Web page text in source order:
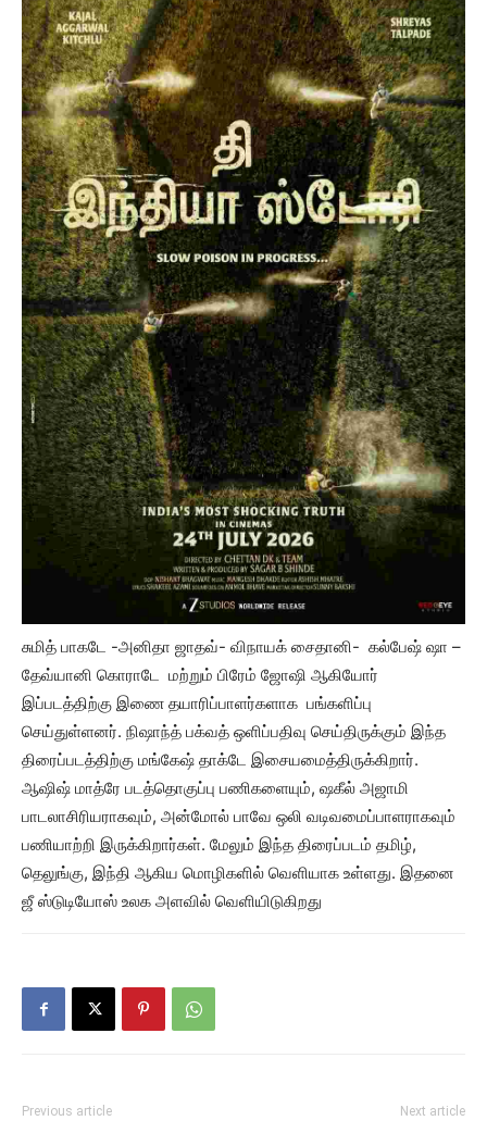
சுமித் பாகடே -அனிதா ஜாதவ்- விநாயக் சைதானி- கல்பேஷ் ஷா –
தேவ்யானி கொராடே மற்றும் பிரேம் ஜோஷி ஆகியோர்
இப்படத்திற்கு இணை தயாரிப்பாளர்களாக பங்களிப்பு
செய்துள்ளனர். நிஷாந்த் பக்வத் ஒளிப்பதிவு செய்திருக்கும் இந்த
திரைப்படத்திற்கு மங்கேஷ் தாக்டே இசையமைத்திருக்கிறார்.
ஆஷிஷ் மாத்ரே படத்தொகுப்பு பணிகளையும், ஷகீல் அஜாமி
பாடலாசிரியராகவும், அன்மோல் பாவே ஒலி வடிவமைப்பாளராகவும்
பணியாற்றி இருக்கிறார்கள். மேலும் இந்த திரைப்படம் தமிழ்,
தெலுங்கு, இந்தி ஆகிய மொழிகளில் வெளியாக உள்ளது. இதனை
ஜீ ஸ்டுடியோஸ் உலக அளவில் வெளியிடுகிறது
Previous article Next article